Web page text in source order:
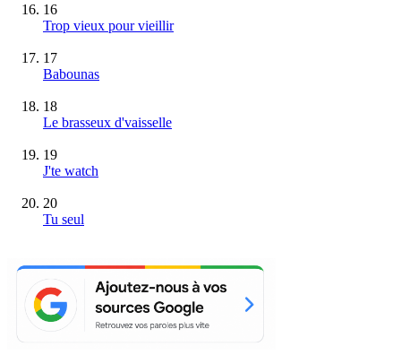
16
Trop vieux pour vieillir
17
Babounas
18
Le brasseux d'vaisselle
19
J'te watch
20
Tu seul